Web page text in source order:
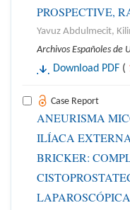
PROSPECTIVE,
Yavuz Abdulmecit,
Archivos Españoles de
Download PDF (
Case Report
ANEURISMA
ILÍACA
BRICKER:
LAPAROSCÓPICA